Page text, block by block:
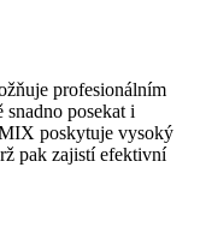
profesionálním
posekat i
poskytuje vysoký
pak zajistí efektivní